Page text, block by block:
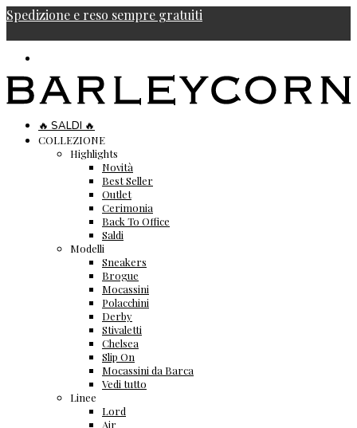
Spedizione e reso sempre gratuiti
🔥 SALDI 🔥
COLLEZIONE
Highlights
Novità
Best Seller
Outlet
Cerimonia
Back To Office
Saldi
Modelli
Sneakers
Brogue
Mocassini
Polacchini
Derby
Stivaletti
Chelsea
Slip On
Mocassini da Barca
Vedi tutto
Linee
Lord
Air